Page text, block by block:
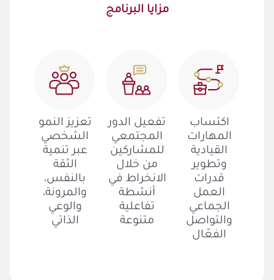
مزايا البرنامج
اكتساب
المهارات
القيادية
وتطوير
قدرات
العمل
الجماعي
والتواصل
الفعّال
تفعيل الدور
المجتمعي
للمشاركين
من خلال
الانخراط في
أنشطة
تفاعلية
متنوعة
تعزيز النمو
الشخصي
عبر تنمية
الثقة
بالنفس،
والمرونة،
والوعي
الذاتي